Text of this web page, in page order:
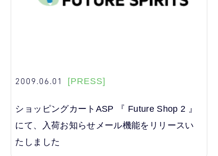
2009.06.01 [PRESS]
ショッピングカートASP 『 Future Shop 2 』
にて、入荷お知らせメール機能をリリースい
たしました